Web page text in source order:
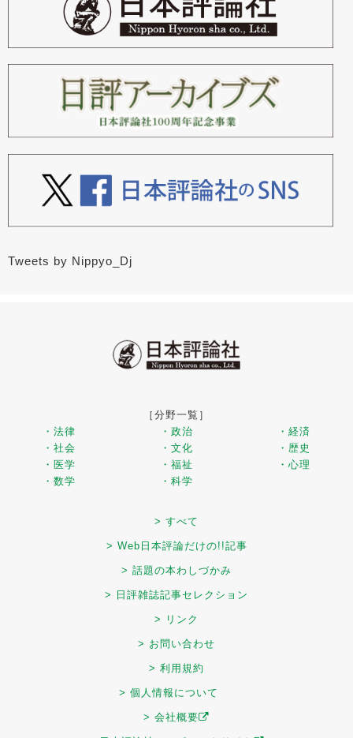
Tweets by Nippyo_Dj
［分野一覧］
・法律
・政治
・経済
・社会
・文化
・歴史
・医学
・福祉
・心理
・数学
・科学
> すべて
> Web日本評論だけの!!記事
> 話題の本わしづかみ
> 日評雑誌記事セレクション
> リンク
> お問い合わせ
> 利用規約
> 個人情報について
> 会社概要